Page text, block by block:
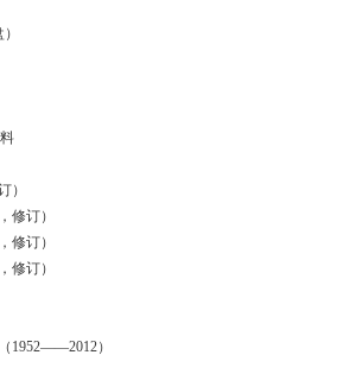
）
修订）
修订）
修订）
1952——2012）